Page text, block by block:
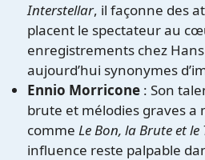
Interstellar, il façonne des
placent le spectateur au
enregistrements chez
aujourd’hui synonymes
Ennio Morricone : Son
brute et mélodies graves a
comme Le Bon, la Brute et
influence reste palpable